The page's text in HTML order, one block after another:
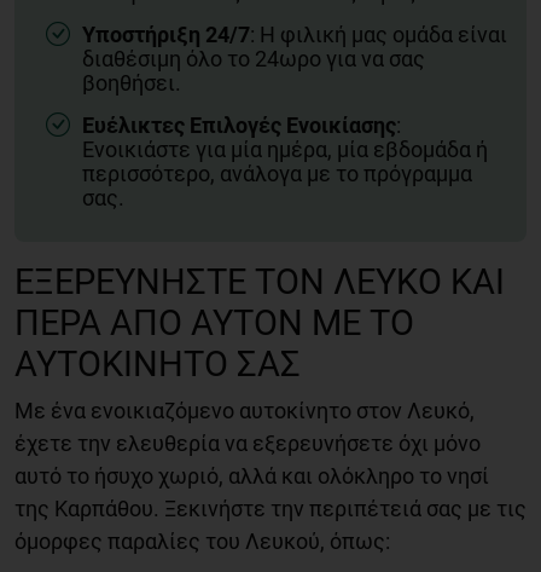
Υποστήριξη 24/7: Η φιλική μας ομάδα είναι
διαθέσιμη όλο το 24ωρο για να σας
βοηθήσει.
Ευέλικτες Επιλογές Ενοικίασης:
Ενοικιάστε για μία ημέρα, μία εβδομάδα ή
περισσότερο, ανάλογα με το πρόγραμμα
σας.
ΕΞΕΡΕΥΝΉΣΤΕ ΤΟΝ ΛΕΥΚΌ ΚΑΙ
ΠΈΡΑ ΑΠΌ ΑΥΤΌΝ ΜΕ ΤΟ
ΑΥΤΟΚΊΝΗΤΌ ΣΑΣ
Με ένα ενοικιαζόμενο αυτοκίνητο στον Λευκό,
έχετε την ελευθερία να εξερευνήσετε όχι μόνο
αυτό το ήσυχο χωριό, αλλά και ολόκληρο το νησί
της Καρπάθου. Ξεκινήστε την περιπέτειά σας με τις
όμορφες παραλίες του Λευκού, όπως: